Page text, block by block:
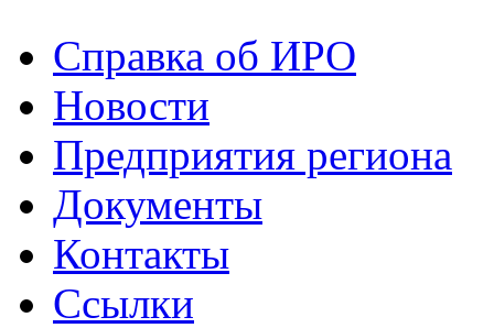
Справка об ИРО
Новости
Предприятия региона
Документы
Контакты
Ссылки